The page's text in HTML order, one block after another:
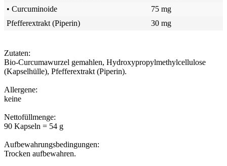
• Curcuminoide
75 mg
Pfefferextrakt (Piperin)
30 mg
Zutaten:
Bio-Curcumawurzel gemahlen, Hydroxypropylmethylcellulose
(Kapselhülle), Pfefferextrakt (Piperin).
Allergene:
keine
Nettofüllmenge:
90 Kapseln = 54 g
Aufbewahrungsbedingungen:
Trocken aufbewahren.